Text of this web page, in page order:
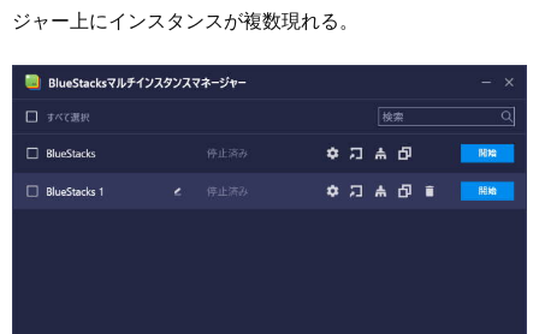
ジャー上にインスタンスが複数現れる。